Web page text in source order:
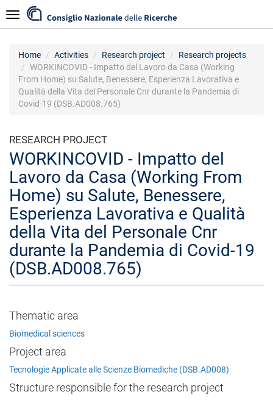
to
main
Navigazione
Home Activities Research project
Research projects
WORKINCOVID - Impatto del Lavoro da Casa (Working
From Home) su Salute, Benessere, Esperienza Lavorativa e
Qualità della Vita del Personale Cnr durante la Pandemia di
Covid-19 (DSB.AD008.765)
RESEARCH PROJECT
WORKINCOVID - Impatto del
Lavoro da Casa (Working From
Home) su Salute, Benessere,
Esperienza Lavorativa e Qualità
della Vita del Personale Cnr
durante la Pandemia di Covid-19
(DSB.AD008.765)
Thematic area
Biomedical sciences
Project area
Tecnologie Applicate alle Scienze Biomediche (DSB.AD008)
Structure responsible for the research project